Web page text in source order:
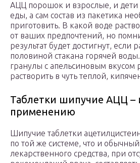
АЦЦ порошок и взрослые, и дети
еды, а сам состав из пакетика
приготовить. В какой воде
от ваших предпочтений, но
результат будет достигнут, если
половиной стакана горячей
гранулы с апельсиновым вкусом
растворить в чуть теплой,
Таблетки шипучие АЦЦ –
применению
Шипучие таблетки
по той же системе, что и
лекарственного средства, при